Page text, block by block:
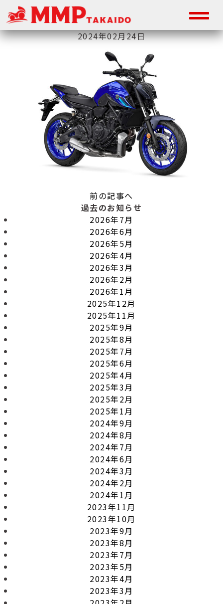
2024年02月24日
前の記事へ
過去のお知らせ
2026年7月
2026年6月
2026年5月
2026年4月
2026年3月
2026年2月
2026年1月
2025年12月
2025年11月
2025年9月
2025年8月
2025年7月
2025年6月
2025年4月
2025年3月
2025年2月
2025年1月
2024年9月
2024年8月
2024年7月
2024年6月
2024年3月
2024年2月
2024年1月
2023年11月
2023年10月
2023年9月
2023年8月
2023年7月
2023年5月
2023年4月
2023年3月